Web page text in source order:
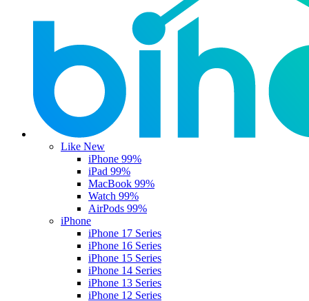
Like New
iPhone 99%
iPad 99%
MacBook 99%
Watch 99%
AirPods 99%
iPhone
iPhone 17 Series
iPhone 16 Series
iPhone 15 Series
iPhone 14 Series
iPhone 13 Series
iPhone 12 Series